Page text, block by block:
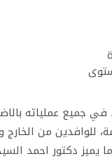
في جميع عملياته
للوافدين من
ما يميز دكتور احمد